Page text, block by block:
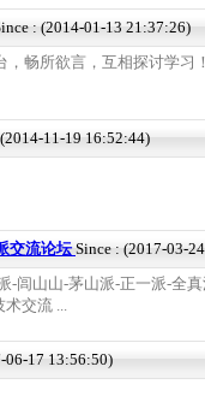
: (2014-01-13 21:37:26)
，畅所欲言，互相探讨学习
11-19 16:52:44)
交流论坛Since : (2017-03-
-闾山山-茅山派-正一派-全
术交流 ...
06-17 13:56:50)